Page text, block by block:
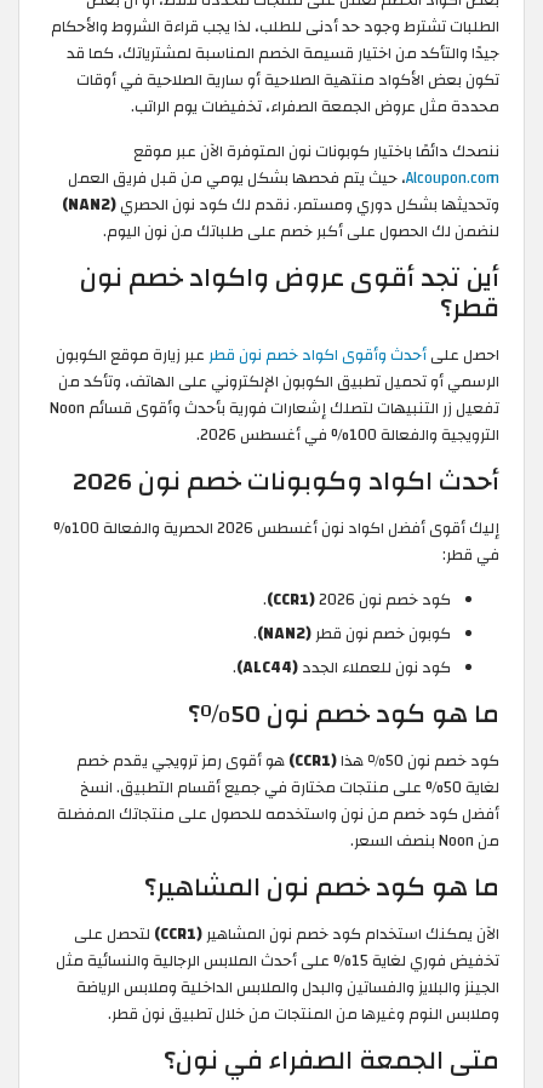
الطلبات تشترط وجود حد أدنى للطلب، لذا يجب قراءة الشروط والأحكام
جيدًا والتأكد من اختيار قسيمة الخصم المناسبة لمشترياتك، كما قد
تكون بعض الأكواد منتهية الصلاحية أو سارية الصلاحية في أوقات
محددة مثل عروض الجمعة الصفراء، تخفيضات يوم الراتب.
ننصحك دائمًا باختيار كوبونات نون المتوفرة الآن عبر موقع
Alcoupon.com، حيث يتم فحصها بشكل يومي من قبل فريق العمل
وتحديثها بشكل دوري ومستمر. نقدم لك كود نون الحصري(NAN2)
لنضمن لك الحصول على أكبر خصم على طلباتك من نون اليوم.
أين تجد أقوى عروض واكواد خصم نون
قطر؟
احصل علىأحدث وأقوى اكواد خصم نون قطرعبر زيارة موقع الكوبون
الرسمي أو تحميل تطبيق الكوبون الإلكتروني على الهاتف، وتأكد من
تفعيل زر التنبيهات لتصلك إشعارات فورية بأحدث وأقوى قسائم Noon
الترويجية والفعالة 100% في أغسطس 2026.
أحدث اكواد وكوبونات خصم نون 2026
إليك أقوى أفضل اكواد نون أغسطس 2026 الحصرية والفعالة 100%
في قطر:
كود خصم نون 2026
(CCR1)
.
كوبون خصم نون قطر(NAN2)
.
كود نون للعملاء الجدد(ALC44)
.
ما هو كود خصم نون 50٪؟
كود خصم نون 50٪ هذا (CCR1)
هو أقوى رمز ترويجي يقدم خصم
لغاية 50% على منتجات مختارة في جميع أقسام التطبيق. انسخ
أفضل كود خصم من نون واستخدمه للحصول على منتجاتك المفضلة
من Noon بنصف السعر.
ما هو كود خصم نون المشاهير؟
الآن يمكنك استخدام كود خصم نون المشاهير(CCR1)
لتحصل على
تخفيض فوري لغاية 15% على أحدث الملابس الرجالية والنسائية مثل
الجينز والبلايز والفساتين والبدل والملابس الداخلية وملابس الرياضة
وملابس النوم وغيرها من المنتجات من خلال تطبيق نون قطر.
متى الجمعة الصفراء في نون؟